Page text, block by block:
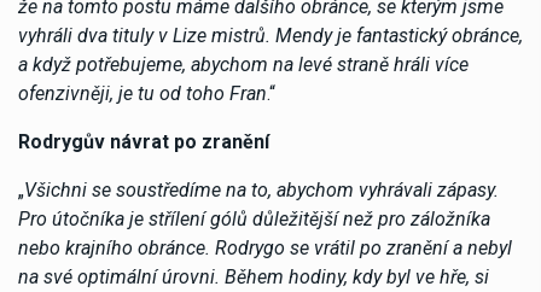
že na tomto postu máme dalšího obránce, se kterým jsme
vyhráli dva tituly v Lize mistrů. Mendy je fantastický obránce,
a když potřebujeme, abychom na levé straně hráli více
ofenzivněji, je tu od toho Fran.“
Rodrygův návrat po zranění
„Všichni se soustředíme na to, abychom vyhrávali zápasy.
Pro útočníka je střílení gólů důležitější než pro záložníka
nebo krajního obránce. Rodrygo se vrátil po zranění a nebyl
na své optimální úrovni. Během hodiny, kdy byl ve hře, si